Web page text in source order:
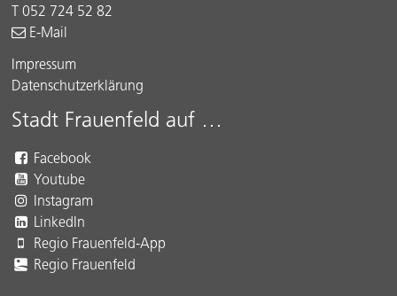
T 052 724 52 82
E-Mail
Impressum
Datenschutzerklärung
Stadt Frauenfeld auf …
Facebook
Youtube
Instagram
LinkedIn
Regio Frauenfeld-App
Regio Frauenfeld